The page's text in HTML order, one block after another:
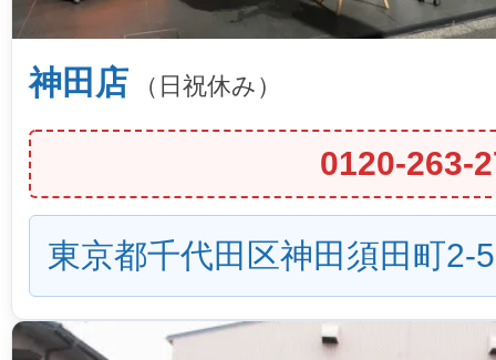
神田店 （日祝休み）
0120-263-
東京都千代田区神田須田町2-